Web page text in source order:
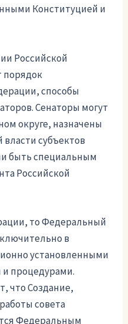
Конституцией и
Российской
порядок
способы
Сенаторы могут
округе, назначены
власти субъектов
быть специальным
Российской
то Федеральный
в
установленными
процедурами.
что Создание,
совета
Федеральным